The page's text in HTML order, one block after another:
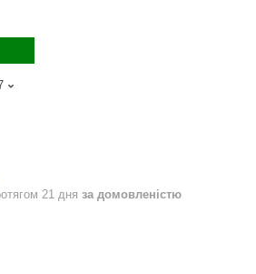
21 дня за домовленістю